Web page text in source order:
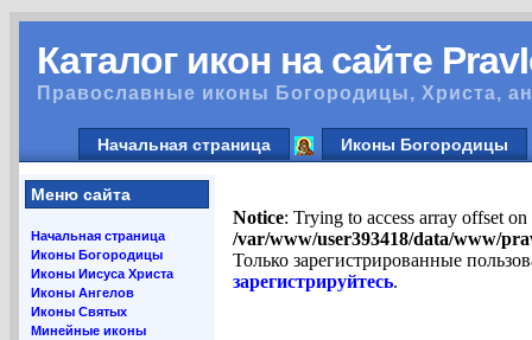
Каталог икон на сайте
Православные иконы Богородицы, Христа,
Начальная страница Иконы Богородицы
Меню сайта
Начальная страница
Иконы Богородицы
Иконы Иисуса Христа
Иконы Ангелов
Иконы Святых
Минейные иконы
Notice: Trying to access array offset
/var/www/user393418/data/www/
Только зарегистрированные
зарегистрируйтесь.